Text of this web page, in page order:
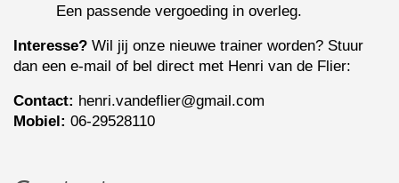
Een passende vergoeding in overleg.
Interesse? Wil jij onze nieuwe trainer worden? Stuur
dan een e-mail of bel direct met Henri van de Flier:
Contact: henri.vandeflier@gmail.com
Mobiel: 06-29528110